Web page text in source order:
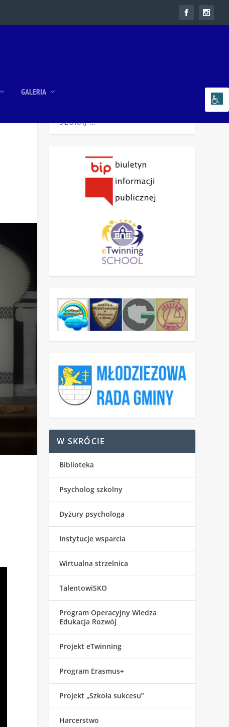
GALERIA
W SKRÓCIE
Biblioteka
Psycholog szkolny
Dyżury psychologa
Instytucje wsparcia
Wirtualna strzelnica
TalentowiSKO
Program Operacyjny Wiedza
Edukacja Rozwój
Projekt eTwinning
Program Erasmus+
Projekt „Szkoła sukcesu”
Harcerstwo